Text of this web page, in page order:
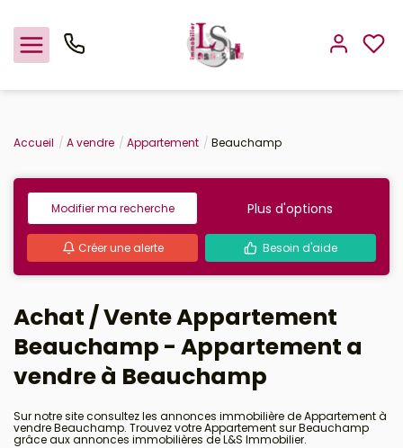
Nos offres
Estimation
L'agence
Rejoindre le groupement
Accueil A vendre Appartement Beauchamp
Modifier ma recherche Plus d'options
Créer une alerte Besoin d'aide
Achat / Vente Appartement
Beauchamp - Appartement a
vendre à Beauchamp
Sur notre site consultez les annonces immobilière de Appartement à
vendre Beauchamp. Trouvez votre Appartement sur Beauchamp
grâce aux annonces immobilières de L&S Immobilier.